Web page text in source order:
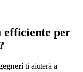
efficiente per
ti aiuterà a